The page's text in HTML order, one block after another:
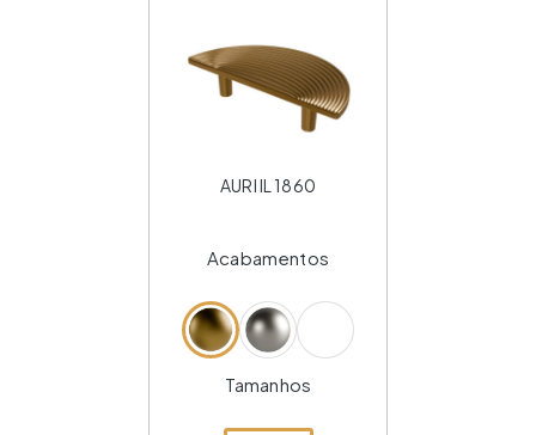
AURI IL 1860
Acabamentos
Tamanhos